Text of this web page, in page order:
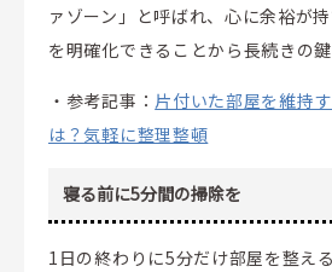
ァゾーン」と呼ばれ、心に余裕が
を明確化できることから長続きの鍵
・参考記事： 片付いた部屋を維持
は？気軽に整理整頓
寝る前に5分間の掃除を
1日の終わりに5分だけ部屋を整え